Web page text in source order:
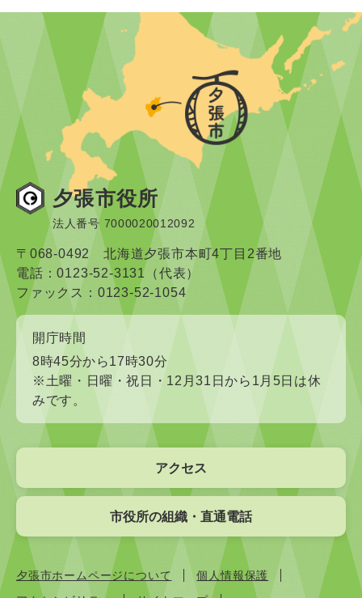
夕張市役所
法人番号 7000020012092
〒068-0492 北海道夕張市本町4丁目2番地
電話：0123-52-3131（代表）
ファックス：0123-52-1054
開庁時間
8時45分から17時30分
※土曜・日曜・祝日・12月31日から1月5日は休
みです。
アクセス
市役所の組織・直通電話
夕張市ホームページについて
個人情報保護